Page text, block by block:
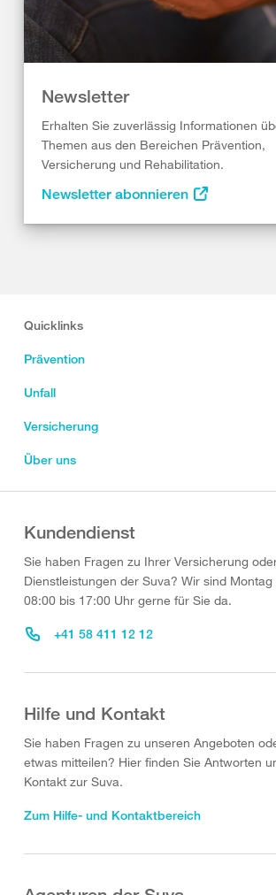
Newsletter
Erhalten Sie zuverlässig Informationen
Themen aus den Bereichen Prävention,
Versicherung und Rehabilitation.
Newsletter abonnieren
Quicklinks
Prävention
Unfall
Versicherung
Über uns
Kundendienst
Sie haben Fragen zu Ihrer Versicherung
Dienstleistungen der Suva? Wir sind
08:00 bis 17:00 Uhr gerne für Sie da.
+41 58 411 12 12
Hilfe und Kontakt
Sie haben Fragen zu unseren Angeboten
etwas mitteilen? Hier finden Sie Antworten
Kontakt zur Suva.
Zum Hilfe- und Kontaktbereich